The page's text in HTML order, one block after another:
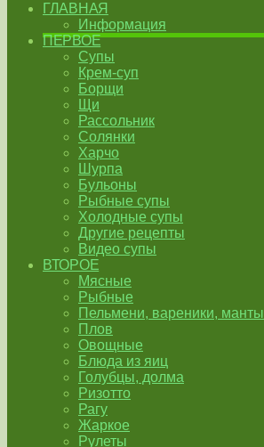
ГЛАВНАЯ
Информация
ПЕРВОЕ
Супы
Крем-суп
Борщи
Щи
Рассольник
Солянки
Харчо
Шурпа
Бульоны
Рыбные супы
Холодные супы
Другие рецепты
Видео супы
ВТОРОЕ
Мясные
Рыбные
Пельмени, вареники, манты
Плов
Овощные
Блюда из яиц
Голубцы, долма
Ризотто
Рагу
Жаркое
Рулеты